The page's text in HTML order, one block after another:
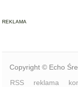
REKLAMA
Copyright © Echo
RSS
reklama